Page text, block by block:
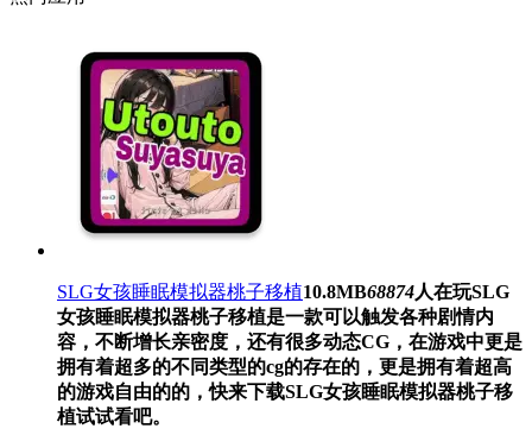
SLG女孩睡眠模拟器桃子移植10.8MB68874人在玩SLG
女孩睡眠模拟器桃子移植是一款可以触发各种剧情内
容，不断增长亲密度，还有很多动态CG，在游戏中更是
拥有着超多的不同类型的cg的存在的，更是拥有着超高
的游戏自由的的，快来下载SLG女孩睡眠模拟器桃子移
植试试看吧。